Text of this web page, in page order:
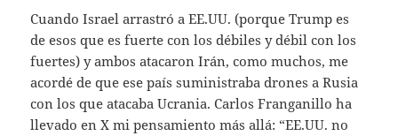
Cuando Israel arrastró a EE.UU. (porque Trump es
de esos que es fuerte con los débiles y débil con los
fuertes) y ambos atacaron Irán, como muchos, me
acordé de que ese país suministraba drones a Rusia
con los que atacaba Ucrania. Carlos Franganillo ha
llevado en X mi pensamiento más allá: “EE.UU. no